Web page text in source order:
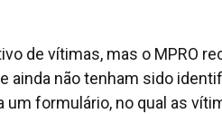
de vítimas, mas o MPRO
não tenham sido
um formulário, no qual as